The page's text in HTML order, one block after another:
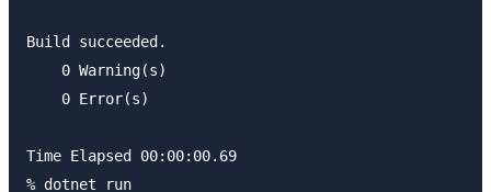
Build succeeded.
    0 Warning(s)
    0 Error(s)
Time Elapsed 00:00:00.69